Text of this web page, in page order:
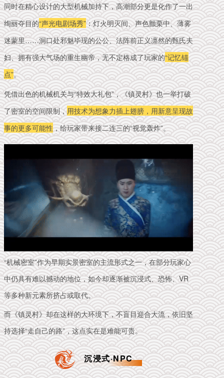
同时在精心设计的大型机械加持下，高潮部分更是化作了一出
绚丽夺目的“声光电剧场秀”：灯火明灭间、声色颤栗中、薄雾
迷蒙里……洞口处邪魅毕现的公公、法阵前正义凛然的甄氏夫
妇、拥有强大气场的重生幽帝，无不定格成了玩家的“记忆锚
点”。
凭借出色的机械机关与“特效大礼包”，《镇灵村》也一举打破
了密室的空间限制，用技术为想象力插上翅膀，用新意呈现故
事的更多可能性，给玩家带来接二连三的“视觉轰炸”。
“机械密室”作为早期实景密室的主流形式之一，在部分玩家心
中仍具有难以撼动的地位，如今却逐渐被沉浸式、恐怖、VR
等多种新元素所挤占或取代。
而《镇灵村》却在这样的大环境下，不盲目迎合大流，依旧坚
持选择“走自己的路”，这点实在是难能可贵。
沉浸式·NPC